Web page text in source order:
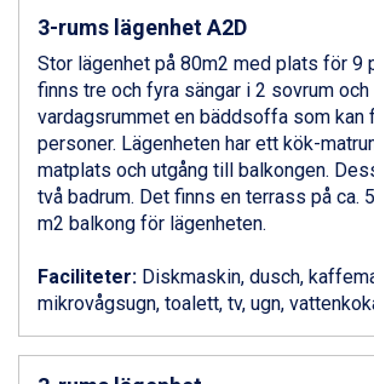
Bad Hofgastein från 8.595 kr.
Passo Tonale från 5.895 kr.
Champoluc från 5.945 kr.
Sestriere från 6.945 kr.
Fieberbrunn från 9.645 kr.
Ischgl från 11.295 kr.
Wagrain från 7.095 kr.
Val Thorens från 8.395 kr.
St. Anton från 11.245 kr.
Canazei från 7.195 kr.
Livigno från 5.595 kr.
Ponte di Legno från 7.395 kr.
Sauze dOulx från 6.145 kr.
3-rums lägenhet A2D
Stor lägenhet på 80m2 med plats för 9
finns tre och fyra sängar i 2 sovrum och
vardagsrummet en bäddsoffa som kan
personer. Lägenheten har ett kök-
matplats och utgång till balkongen.
två badrum. Det finns en terrass på ca.
m2 balkong för lägenheten.
Faciliteter: Diskmaskin, dusch,
mikrovågsugn, toalett, tv, ugn,